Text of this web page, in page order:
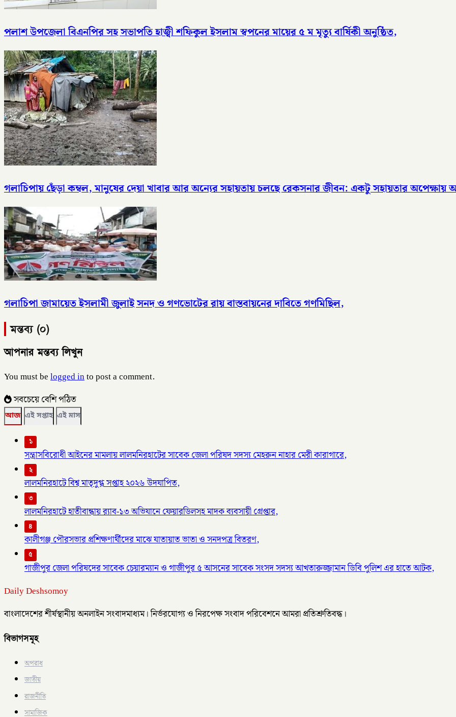
পলাশ উপজেলা বিএনপির সহ সভাপতি হাজ্বী শফিকুল ইসলাম স্বপনের মায়ের ৫ ম মৃত্যু বার্ষিকী অনুষ্ঠিত,
গলাচিপায় ছেঁড়া কম্বল, মানুষের দেয়া খাবার আর অন্যের সহায়তায় চলছে রেকসনার জীবন: একটু সহায়তার অপেক্ষায়
গলাচিপা জামায়েত ইসলামী জুলাই সনদ ও গণভোটের রায় বাস্তবায়নের দাবিতে গণমিছিল,
মন্তব্য (০)
আপনার মন্তব্য লিখুন
You must belogged into post a comment.
সবচেয়ে বেশি পঠিত
আজ এই সপ্তাহ এই মাস
১
সন্ত্রাসবিরোধী আইনের মামলায় লালমনিরহাটের সাবেক জেলা পরিষদ সদস্য মেহরুন নাহার মেরী কারাগারে,
২
লালমনিরহাটে বিশ্ব মাতৃদুগ্ধ সপ্তাহ ২০২৬ উদযাপিত,
৩
লালমনিরহাটে হাতীবান্ধায় র‌্যাব-১৩ অভিযানে ফেয়ারডিলসহ মাদক ব্যবসায়ী গ্রেপ্তার,
৪
কালীগঞ্জ পৌরসভার প্রশিক্ষণার্থীদের মাঝে যাতায়াত ভাতা ও সনদপত্র বিতরণ,
৫
গাজীপুর জেলা পরিষদের সাবেক চেয়ারম্যান ও গাজীপুর ৫ আসনের সাবেক সংসদ সদস্য আখতারুজ্জামান ডিবি পুলিশ এর হাতে আটক,
Daily Deshsomoy
বাংলাদেশের শীর্ষস্থানীয় অনলাইন সংবাদমাধ্যম। নির্ভরযোগ্য ও নিরপেক্ষ সংবাদ পরিবেশনে আমরা প্রতিশ্রুতিবদ্ধ।
বিভাগসমূহ
অপরাধ
জাতীয়
রাজনীতি
সামাজিক